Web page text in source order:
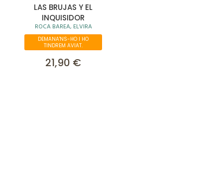
LAS BRUJAS Y EL
INQUISIDOR
ROCA BAREA, ELVIRA
DEMANA'NS-HO I HO
TINDREM AVIAT.
21,90 €